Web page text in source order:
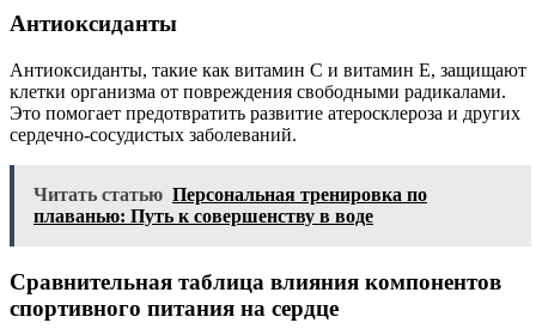
Антиоксиданты
Антиоксиданты, такие как витамин C и витамин E, защищают
клетки организма от повреждения свободными радикалами.
Это помогает предотвратить развитие атеросклероза и других
сердечно-сосудистых заболеваний.
Читать статью Персональная тренировка по
плаванью: Путь к совершенству в воде
Сравнительная таблица влияния компонентов
спортивного питания на сердце